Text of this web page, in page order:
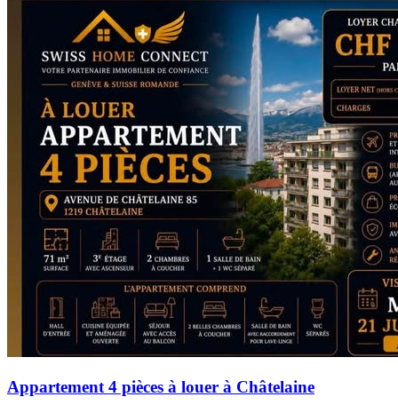
Appartement 4 pièces à louer à Châtelaine